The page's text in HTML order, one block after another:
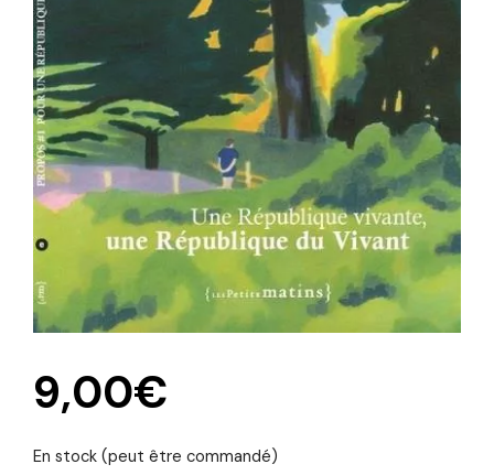
9,00€
En stock (peut être commandé)